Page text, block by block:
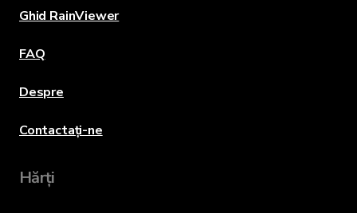
Ghid RainViewer
FAQ
Despre
Contactați-ne
Hărți